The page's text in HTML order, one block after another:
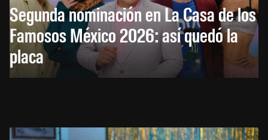
Segunda nominación en La Casa de los
Famosos México 2026: así quedó la
placa